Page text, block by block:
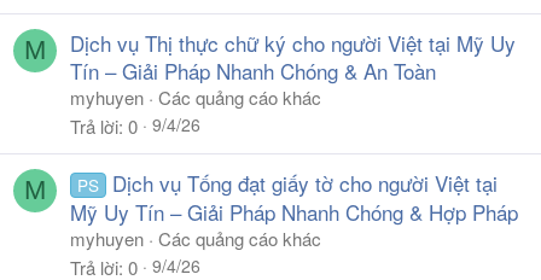
M
Dịch vụ Thị thực chữ ký cho người Việt tại Mỹ Uy
Tín – Giải Pháp Nhanh Chóng & An Toàn
myhuyen Các quảng cáo khác
Trả lời 0 9/4/26
M PS
Dịch vụ Tống đạt giấy tờ cho người Việt tại
Mỹ Uy Tín – Giải Pháp Nhanh Chóng & Hợp Pháp
myhuyen Các quảng cáo khác
Trả lời 0 9/4/26